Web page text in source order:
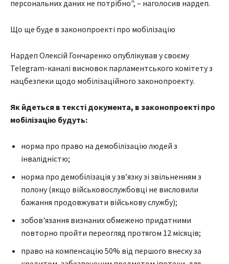
персональних даних не потрібно", – наголосив нардеп.
Що ще буде в законопроекті про мобілізацію
Нардеп Олексій Гончаренко опублікував у своєму
Telegram-каналі висновок парламентського комітету з
нацбезпеки щодо мобілізаційного законопроекту.
Як йдеться в тексті документа, в законопроекті про
мобілізацію будуть:
норма про право на демобілізацію людей з
інвалідністю;
норма про демобілізація у зв’язку зі звільненням з
полону (якщо військовослужбовці не висловили
бажання продовжувати військову службу);
зобов'язання визнаних обмежено придатними
повторно пройти переогляд протягом 12 місяців;
право на компенсацію 50% від першого внеску за